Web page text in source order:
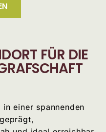
FÜR DIE
einer spannenden